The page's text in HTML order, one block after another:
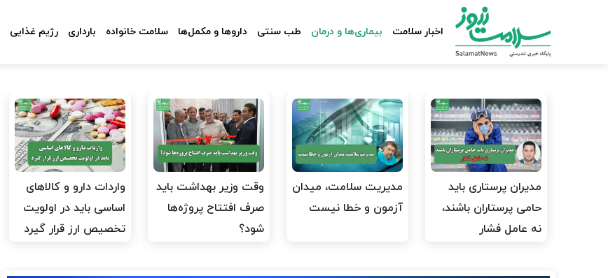
اخبار سلامت بیماری‌ها و درمان طب سنتی داروها و مکمل‌ها سلامت خانواده بارداری رژیم غذایی
مدیران پرستاری باید
حامی پرستاران باشند،
نه عامل فشار
مدیریت سلامت، میدان
آزمون و خطا نیست
وقت وزیر بهداشت باید
صرف افتتاح پروژه‌ها
شود؟
واردات دارو و کالاهای
اساسی باید در اولویت
تخصیص ارز قرار گیرد